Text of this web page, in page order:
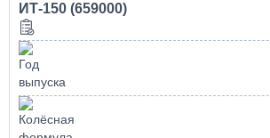
ИТ-150 (659000)